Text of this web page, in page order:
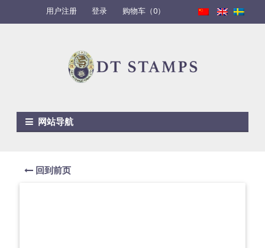
用户注册 登录 购物车（0）
网站导航
回到前页